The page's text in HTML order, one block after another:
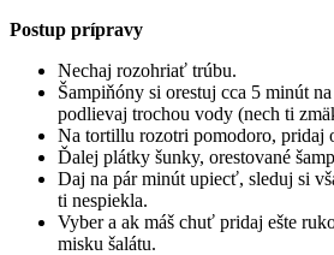
Postup prípravy
Nechaj rozohriať trúbu.
Šampiňóny si orestuj cca 5 minút
podlievaj trochou vody (nech ti
Na tortillu rozotri pomodoro, pridaj
Ďalej plátky šunky, orestované
Daj na pár minút upiecť, sleduj si
ti nespiekla.
Vyber a ak máš chuť pridaj ešte
misku šalátu.